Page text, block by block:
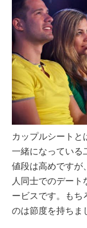
カップルシート
一緒になっている
値段は高めですが
人同士でのデー
ービスです。もち
のは節度を持ちま